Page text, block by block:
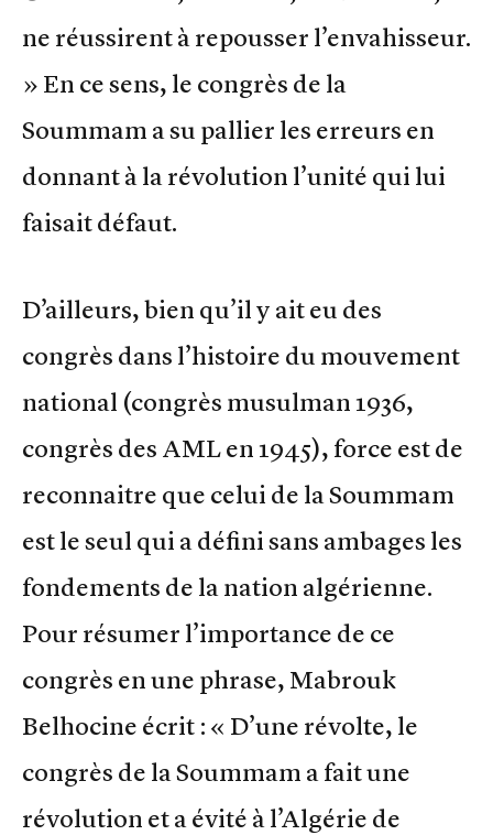
ne réussirent à repousser l’envahisseur.
» En ce sens, le congrès de la
Soummam a su pallier les erreurs en
donnant à la révolution l’unité qui lui
faisait défaut.
D’ailleurs, bien qu’il y ait eu des
congrès dans l’histoire du mouvement
national (congrès musulman 1936,
congrès des AML en 1945), force est de
reconnaitre que celui de la Soummam
est le seul qui a défini sans ambages les
fondements de la nation algérienne.
Pour résumer l’importance de ce
congrès en une phrase, Mabrouk
Belhocine écrit : « D’une révolte, le
congrès de la Soummam a fait une
révolution et a évité à l’Algérie de